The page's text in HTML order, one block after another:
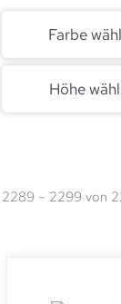
Farbe
Höhe
2289 – 2299 von